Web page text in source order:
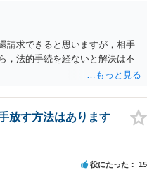
請求できると思いますが，相手
，法的手続を経ないと解決は不
放す方法はあります
役にたった 15